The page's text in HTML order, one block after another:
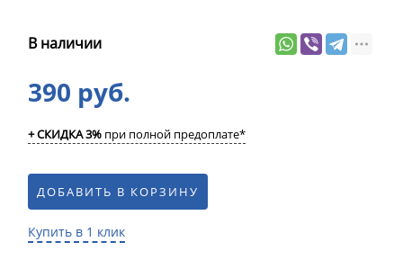
В наличии
390 руб.
+ СКИДКА 3% при полной предоплате*
ДОБАВИТЬ В КОРЗИНУ
Купить в 1 клик